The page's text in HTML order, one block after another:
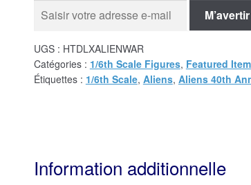
M’avertir
UGS : HTDLXALIENWAR
Catégories : 1/6th Scale Figures, Featured
Étiquettes : 1/6th Scale, Aliens, Aliens 40th
Information additionnelle